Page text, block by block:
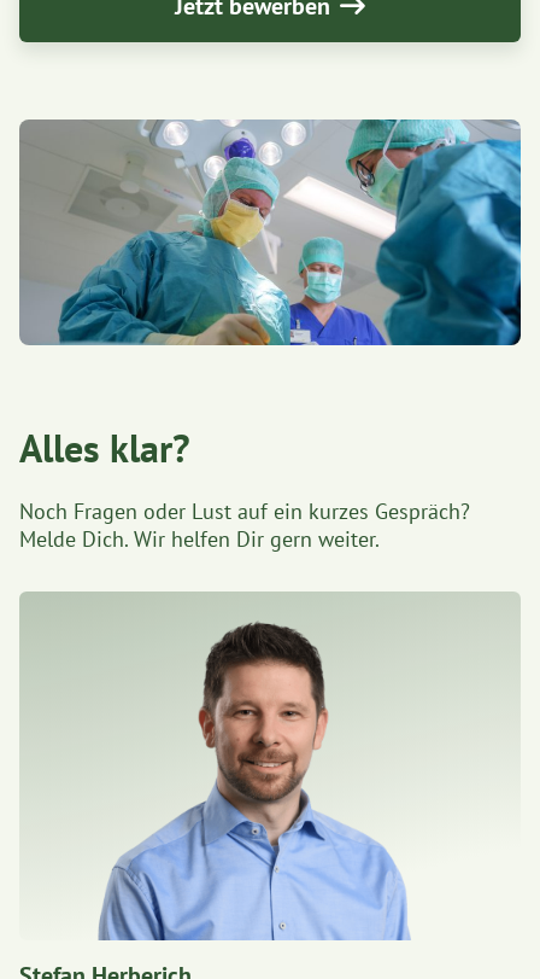
Alles klar?
Noch Fragen oder Lust auf ein kurzes Gespräch?
Melde Dich. Wir helfen Dir gern weiter.